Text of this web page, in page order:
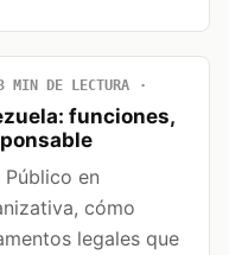
MIN DE LECTURA
funciones,
en
cómo
legales que